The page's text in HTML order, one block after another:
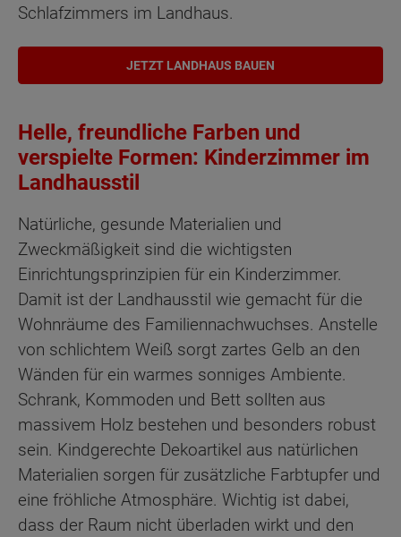
Schlafzimmers im Landhaus.
JETZT LANDHAUS BAUEN
Helle, freundliche Farben und
verspielte Formen: Kinderzimmer im
Landhausstil
Natürliche, gesunde Materialien und
Zweckmäßigkeit sind die wichtigsten
Einrichtungsprinzipien für ein Kinderzimmer.
Damit ist der Landhausstil wie gemacht für die
Wohnräume des Familiennachwuchses. Anstelle
von schlichtem Weiß sorgt zartes Gelb an den
Wänden für ein warmes sonniges Ambiente.
Schrank, Kommoden und Bett sollten aus
massivem Holz bestehen und besonders robust
sein. Kindgerechte Dekoartikel aus natürlichen
Materialien sorgen für zusätzliche Farbtupfer und
eine fröhliche Atmosphäre. Wichtig ist dabei,
dass der Raum nicht überladen wirkt und den